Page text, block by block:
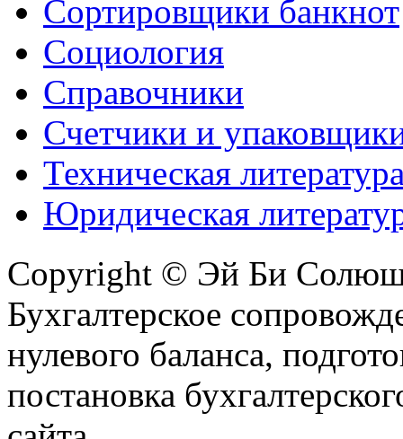
Сортировщики банкнот
Социология
Справочники
Счетчики и
Техническая
Юридическая
Copyright © Эй Би
Бухгалтерское
нулевого баланса,
постановка